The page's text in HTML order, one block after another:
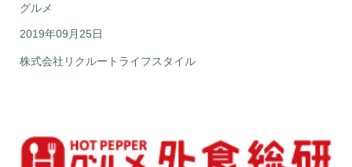
サステナビリティ
IR(投資家情報)
お問い合わせ
グルメ
2019年09月25日
株式会社リクルートライフスタイル